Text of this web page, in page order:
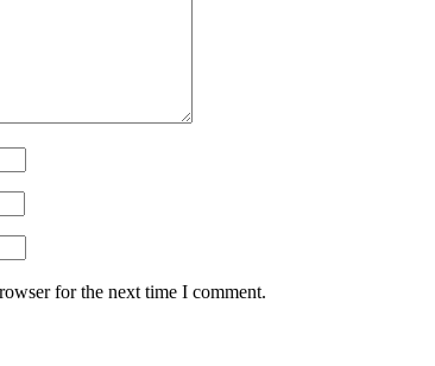
for the next time I comment.